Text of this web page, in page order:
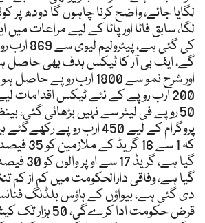
لگایا جائے، واضح کرنا چاہوں گا دودھ پر
لگا، سابق فاٹا اور پاٹا کے لیے مراعات
کی گئی ہے،
گے، ایف بی آر کا ٹیکس ہدف بھی حاصل ہو
اور شرح نمو سے 1800 ارب
200 ارب روپے کے نئے ٹیکس اقدامات
50 روپے فی لیٹر سے نہیں بڑھائی گئی،
پروگرام کے لیے 450 ارب روپے
کہ 1 سے 16
گیا ہے،
دی گئی ہے، بیواؤں کے ہاؤس بلڈنگ
قرض حکومت ادا